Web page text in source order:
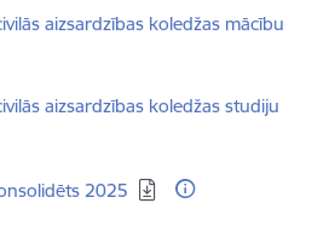
aizsardzības koledžas mācību
aizsardzības koledžas studiju
2025